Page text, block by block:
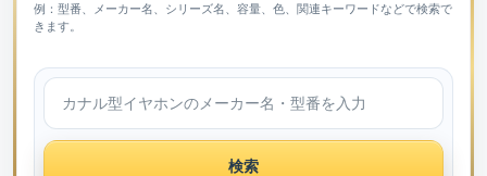
例：型番、メーカー名、シリーズ名、容量、色、関連キーワードなどで検索で
きます。
検索